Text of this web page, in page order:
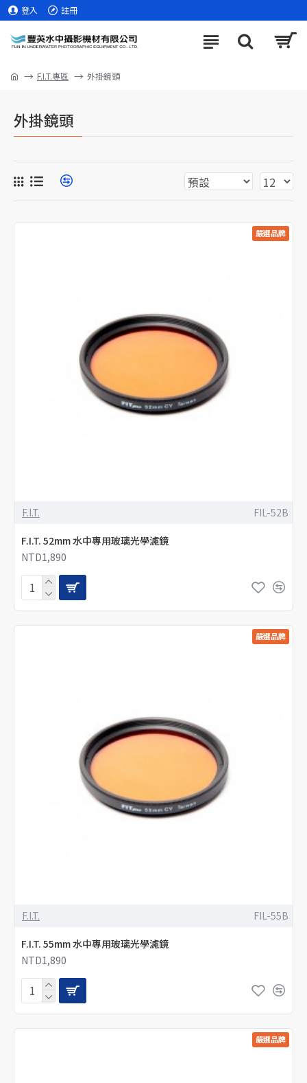
登入 註冊
F.I.T.專區 外掛鏡頭
外掛鏡頭
嚴選品牌
F.I.T. FIL-52B
F.I.T. 52mm 水中專用玻璃光學濾鏡
NTD1,890
嚴選品牌
F.I.T. FIL-55B
F.I.T. 55mm 水中專用玻璃光學濾鏡
NTD1,890
嚴選品牌